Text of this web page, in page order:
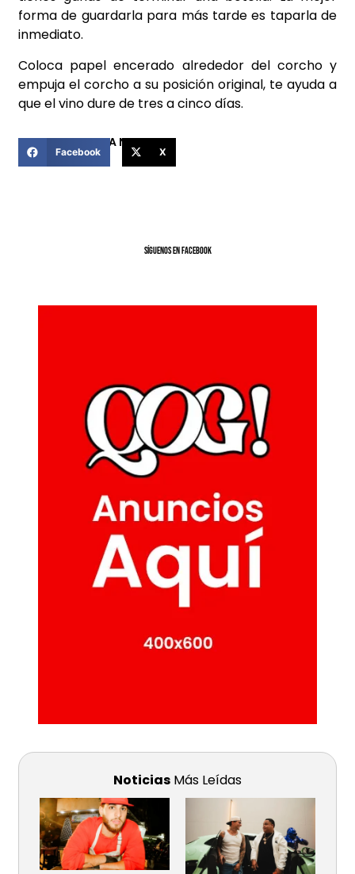
forma de guardarla para más tarde es taparla de
inmediato.
Coloca papel encerado alrededor del corcho y
empuja el corcho a su posición original, te ayuda a
que el vino dure de tres a cinco días.
COMPARTIR ESTA NOTICIA
Facebook X
SíGUENOS EN FACEBOOK
Noticias Más Leídas